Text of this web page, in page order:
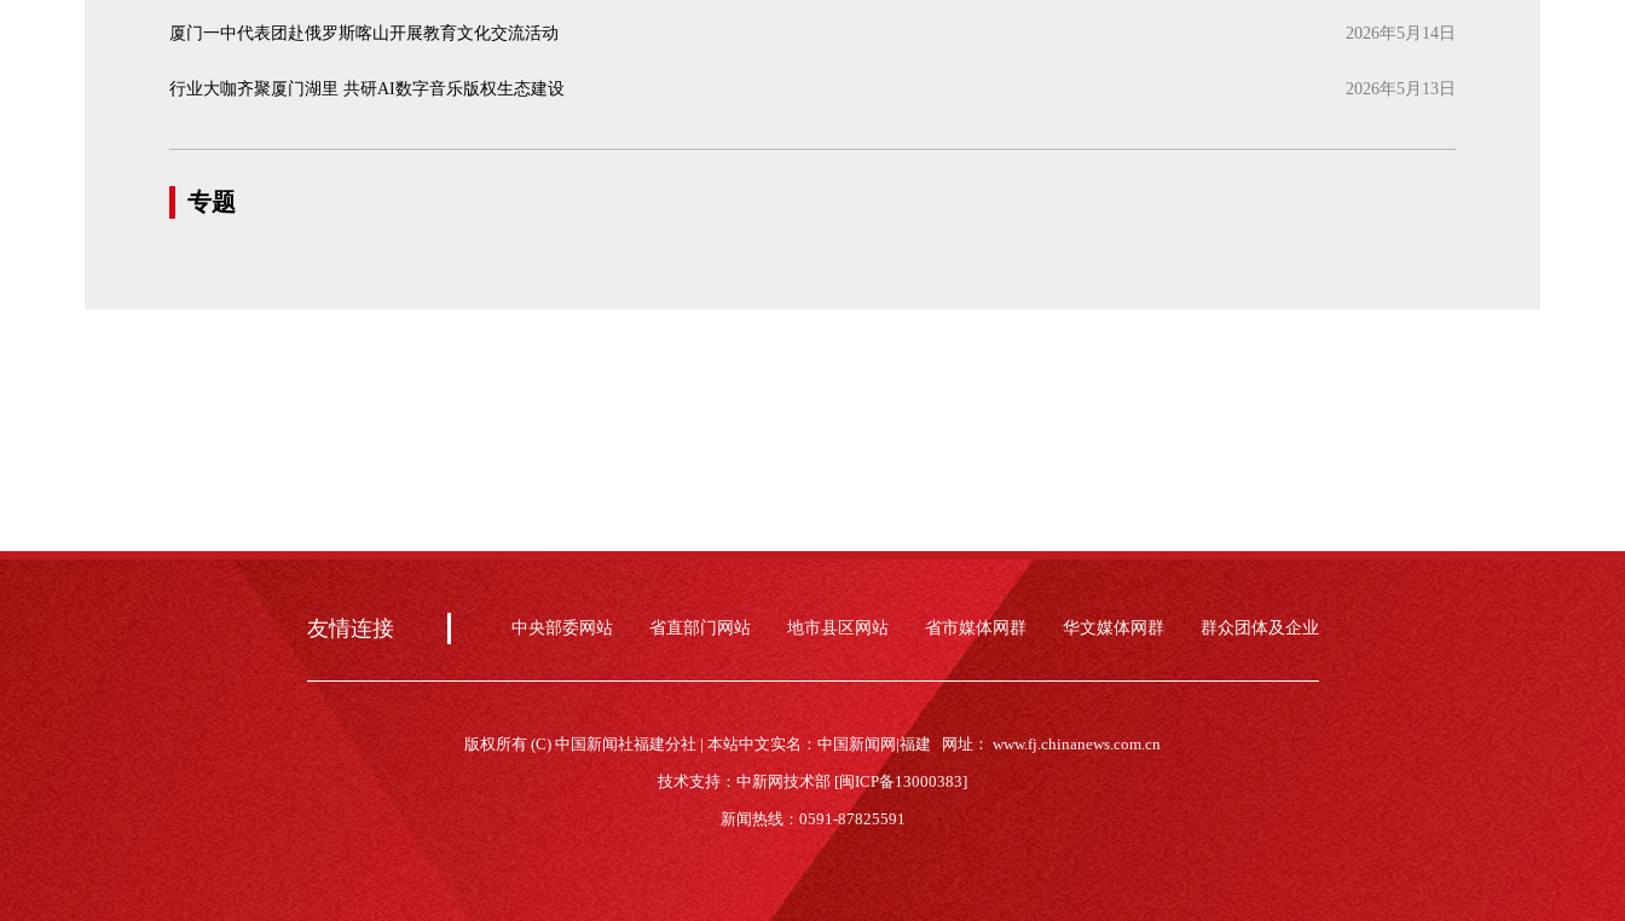
厦门一中代表团赴俄罗斯喀山开展教育文化交流活动 2026年5月14日
行业大咖齐聚厦门湖里 共研AI数字音乐版权生态建设 2026年5月13日
专题
友情连接 中央部委网站 省直部门网站 地市县区网站 省市媒体网群 华文媒体网群 群众团体及企业
版权所有 (C) 中国新闻社福建分社 | 本站中文实名：中国新闻网|福建 网址： www.fj.chinanews.com.cn
技术支持：中新网技术部 [闽ICP备13000383]
新闻热线：0591-87825591